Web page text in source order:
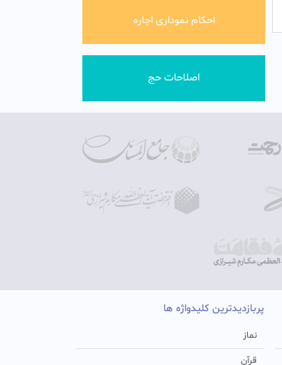
احکام نموداری اجاره
اصلاحات حج
پربازدیدترین کلیدواژه ها
نماز
قرآن